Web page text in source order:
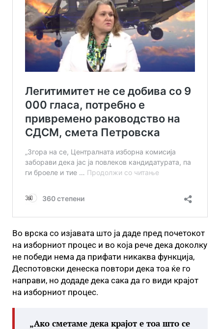
Во врска со изјавата што ја даде пред почетокот
на изборниот процес и во која рече дека доколку
не победи нема да прифати никаква функција,
Деспотовски денеска повтори дека тоа ќе го
направи, но додаде дека сака да го види крајот
на изборниот процес.
„Ако сметаме дека крајот е тоа што се